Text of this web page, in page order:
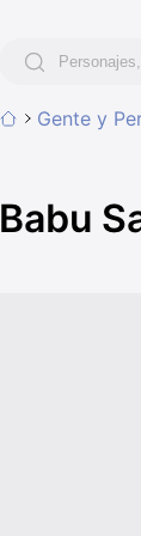
Gente y
Babu